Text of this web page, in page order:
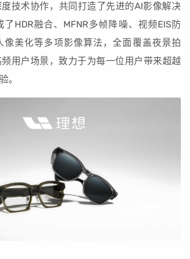
技术协作，共同打造了先进的AI影像解决
HDR融合、MFNR多帧降噪、视频EIS防
像美化等多项影像算法，全面覆盖夜景拍
用户场景，致力于为每一位用户带来超越
。